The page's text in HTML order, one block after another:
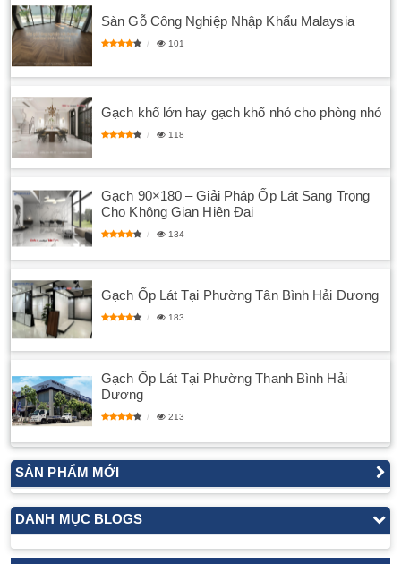
Sàn Gỗ Công Nghiệp Nhập Khẩu Malaysia
101
Gạch khổ lớn hay gạch khổ nhỏ cho phòng nhỏ
118
Gạch 90×180 – Giải Pháp Ốp Lát Sang Trọng
Cho Không Gian Hiện Đại
134
Gạch Ốp Lát Tại Phường Tân Bình Hải Dương
183
Gạch Ốp Lát Tại Phường Thanh Bình Hải
Dương
213
SẢN PHẨM MỚI
DANH MỤC BLOGS